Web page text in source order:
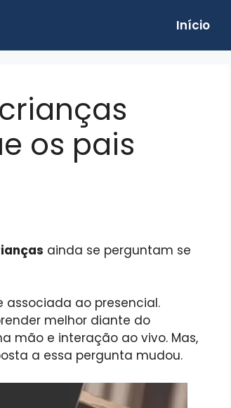
Início
os pais
ainda se perguntam se
ao presencial.
melhor diante do
mão e interação ao vivo. Mas,
a essa pergunta mudou.